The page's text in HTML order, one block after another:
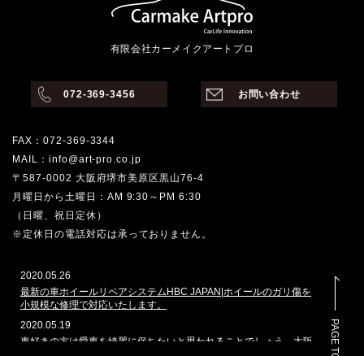
有限会社カーメイクアートプロ
072-369-3456 お問い合わせ
FAX：072-369-3344
MAIL：info@art-pro.co.jp
〒587-0002 大阪府堺市美原区黒山76-4
月曜日から土曜日：AM 9:30～PM 6:30
（日曜、祝日定休）
※定休日の電話対応は承っておりません。
2020.05.26
最新の車ホイールリペアシステムHBC JAPAN|ホイールのガリ傷を
小規模な修理で対応いたします。
2020.05.19
車好きの方は愛車を綺麗に保ちたいと思われることでしょう。大阪
PAGE TOP